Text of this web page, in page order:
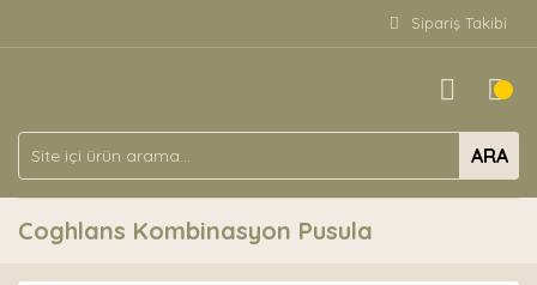
Sipariş Takibi
ARA
Coghlans Kombinasyon Pusula